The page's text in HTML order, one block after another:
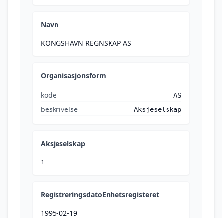
Navn
KONGSHAVN REGNSKAP AS
Organisasjonsform
kode AS
beskrivelse Aksjeselskap
Aksjeselskap
1
RegistreringsdatoEnhetsregisteret
1995-02-19